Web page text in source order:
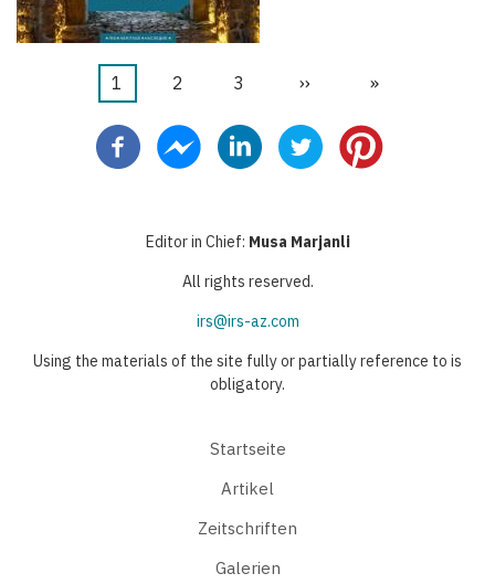
Seitennummerierung
Aktuelle
1 Seite
2 Seite
3
Nächste
››
Letzte
»
Editor in Chief: Musa Marjanli
All rights reserved.
irs@irs-az.com
Using the materials of the site fully or partially reference to is
obligatory.
Startseite
Artikel
Zeitschriften
Galerien